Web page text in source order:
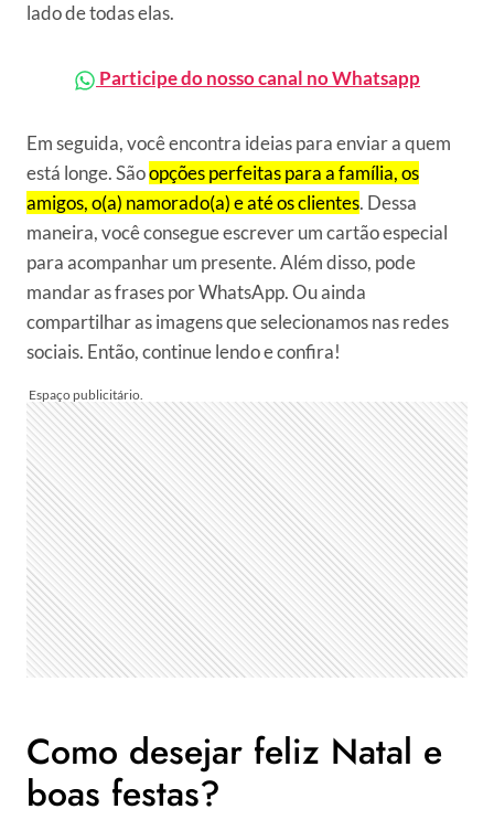
lado de todas elas.
Participe do nosso canal no Whatsapp
Em seguida, você encontra ideias para enviar a quem
está longe. Sãoopções perfeitas para a família, os
amigos, o(a) namorado(a) e até os clientes. Dessa
maneira, você consegue escrever um cartão especial
para acompanhar um presente. Além disso, pode
mandar as frases por WhatsApp. Ou ainda
compartilhar as imagens que selecionamos nas redes
sociais. Então, continue lendo e confira!
Como desejar feliz Natal e
boas festas?